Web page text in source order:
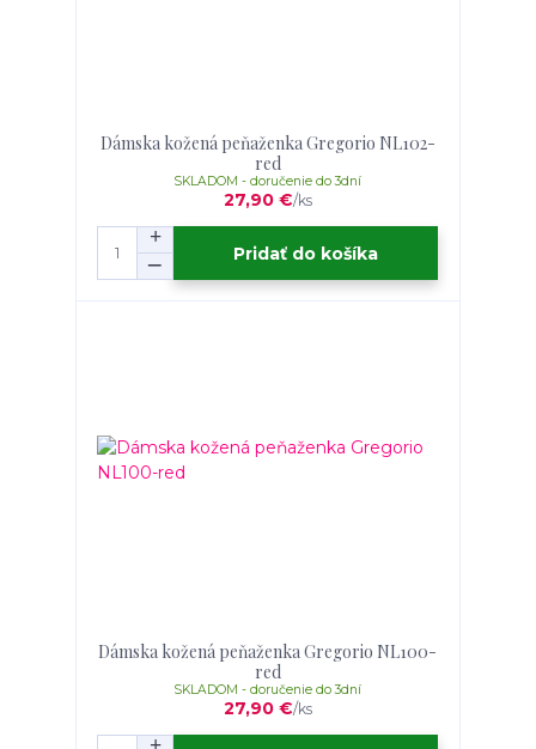
Dámska kožená peňaženka Gregorio NL102-
red
27,90 €/ks
SKLADOM - doručenie do 3dní
Pridať do košíka
Dámska kožená peňaženka Gregorio NL100-
red
27,90 €/ks
SKLADOM - doručenie do 3dní